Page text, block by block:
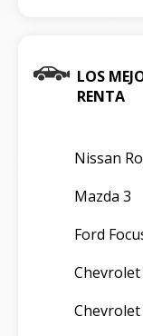
LOS
RENTA
Nissan
Mazda 3
Ford